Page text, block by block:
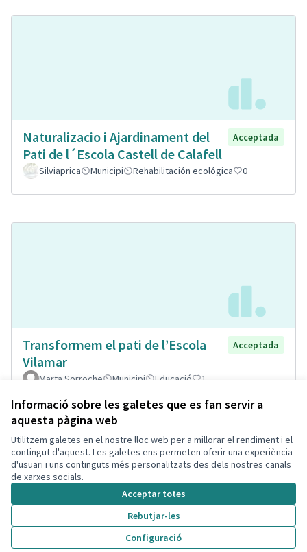
Informació sobre les galetes que es fan servir a
aquesta pàgina web
Utilitzem galetes en el nostre lloc web per a millorar el rendiment i el
contingut d'aquest. Les galetes ens permeten oferir una experiència
d'usuari i uns continguts més personalitzats des dels nostres canals
de xarxes socials.
Acceptar totes
Rebutjar-les
Configuració
Naturalizacio i Ajardinament del
Pati de l´Escola Castell de Calafell
Acceptada
Silviaprica Municipi Rehabilitación ecológica 0
Transformem el pati de l’Escola
Vilamar
Acceptada
Marta Sorroche Municipi Educació 1
Termes i condicions d'ús
Configuració de les galetes
Decidim Calafell a X
(Enllaç extern)
Decidim Calafell a Facebook
Decidim Calafell a YouTube
Decidim Calafell a GitHub
(Enllaç extern)
Web creada ambprogramari lliure .
Amb
(Enllaç